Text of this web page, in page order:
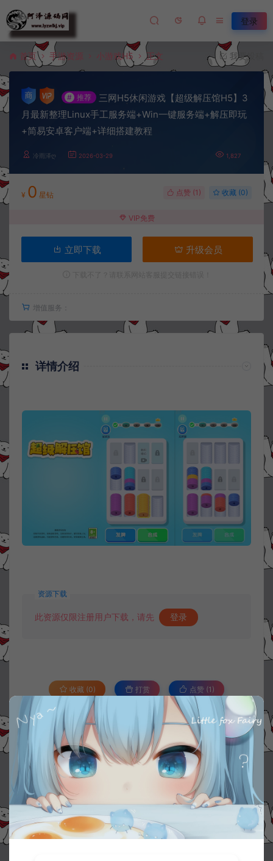
登录
首页 手游资源 小游戏H5 正文 我要投稿
# 推荐
三网H5休闲游戏【超级解压馆H5】3
月最新整理Linux手工服务端+Win一键服务端+解压即玩
+简易安卓客户端+详细搭建教程
冷雨泽ღ 2026-03-29 1,827
¥ 0 星钻 点赞 (1 ) 收藏 (0)
VIP免费
立即下载 升级会员
增值服务：
详情介绍
资源下载
此资源仅限注册用户下载，请先 登录
收藏 (0) 打赏 点赞 (1 )
©版权免责声明
本站资源售价只是赞助，收取费用仅维持本站的日常运营所需。
若您需要商业运营或用于其他商业活动，请您购买正版授权并合法
使用。
3.
如果本站有侵犯、不妥之处的资源，请在网站右边客服联系我们。
将会第一时间解决！
本站提供的所有资源仅供参考学习使用，不存在任何商业目的与商
业用途，请大家不要用于商用！